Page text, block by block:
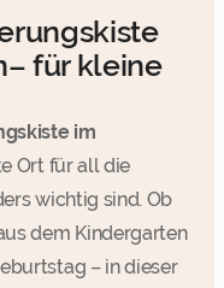
für kleine
im
Ort für all die
wichtig sind. Ob
dem Kindergarten
– in dieser